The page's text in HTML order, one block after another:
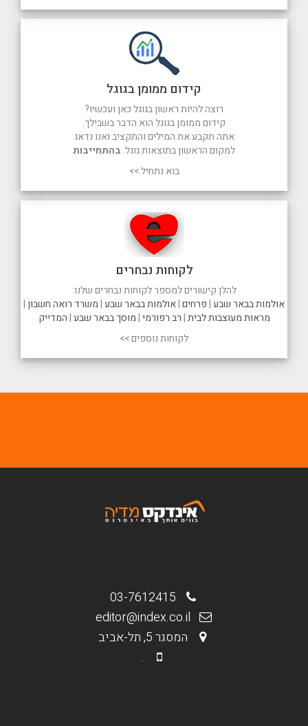
לקוחות נבחרים
להלן קישורים למספר לקוחות נבחרים שלנו:
אולמות בבאר שבע|פרחים|אולמות בבאר שבע|משרד רואה חשבון|
מראות מעוצבות לבית|רב רפורמי|מוסך בבאר שבע|המדייק
לקוחות נוספים >>
קידום ממומן בגוגל
רוצה להיות ראשון בגוגל כאן ועכשיו?
קידום ממומן בגוגל הוא הדבר בשבילך.
אתה תקבע את המילים והתקציב ואנו נדאג
למקום הראשון בתוצאות גוגל. בהתחייבות
בוא נתחיל >>
המסגר 5, תל-אביב
.